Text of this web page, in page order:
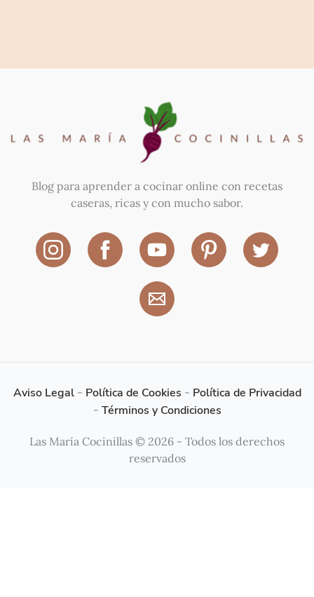
Blog para aprender a cocinar online con recetas
caseras, ricas y con mucho sabor.
Aviso Legal- Política de Cookies - Política de Privacidad
- Términos y Condiciones
Las María Cocinillas © 2026 - Todos los derechos
reservados